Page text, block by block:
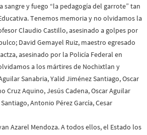
sangre y fuego “la pedagogía del garrote” tan
Tenemos memoria y no olvidamos la
Claudio Castillo, asesinado a golpes por
David Gemayel Ruiz, maestro egresado
asesinado por la Policía Federal en
a los mártires de Nochixtlan y
Sanabria, Yalid Jiménez Santiago, Oscar
Cruz Aquino, Jesús Cadena, Oscar Aguilar
Antonio Pérez García, Cesar
Azarel Mendoza. A todos ellos, el Estado los